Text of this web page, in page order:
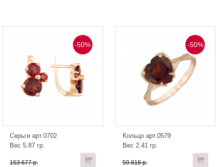
-50%
Серьги арт.0702
Вес 5.87 гр.
153 677 р.
-50%
Кольцо арт.0579
Вес 2.41 гр.
59 816 р.